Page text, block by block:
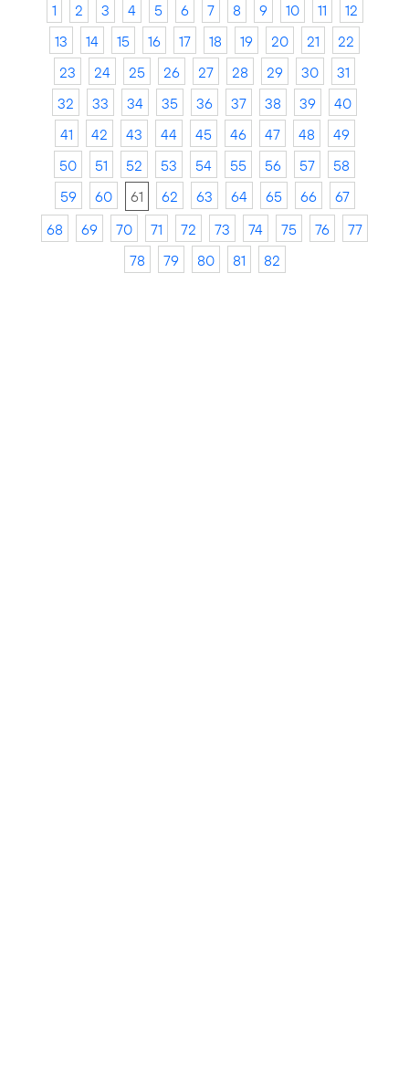
1 2 3 4 5 6 7 8 9 10 11
12
13
14 15 16 17 18 19 20 21
22
23
24 25 26 27 28 29 30
31
32
33 34 35 36 37 38 39
40
41
42 43 44 45 46 47 48
49
50
51 52 53 54 55 56 57
58
59
60 61 62 63 64 65 66
67
68
69 70 71 72 73 74 75 76
77
78
79 80 81 82